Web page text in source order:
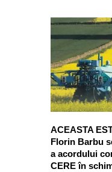
ACEASTA
Florin Barbu
a acordului
CERE în